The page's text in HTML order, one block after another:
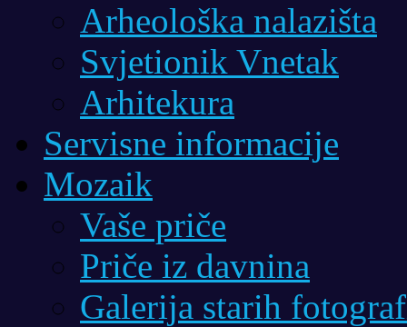
Arheološka nalazišta
Svjetionik Vnetak
Arhitekura
Servisne informacije
Mozaik
Vaše priče
Priče iz davnina
Galerija starih